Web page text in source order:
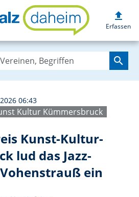
Der
upload
Erfassen
search
Kultur Kümmersbruck
06:43
Kunst-Kultur-
lud das Jazz-
ein